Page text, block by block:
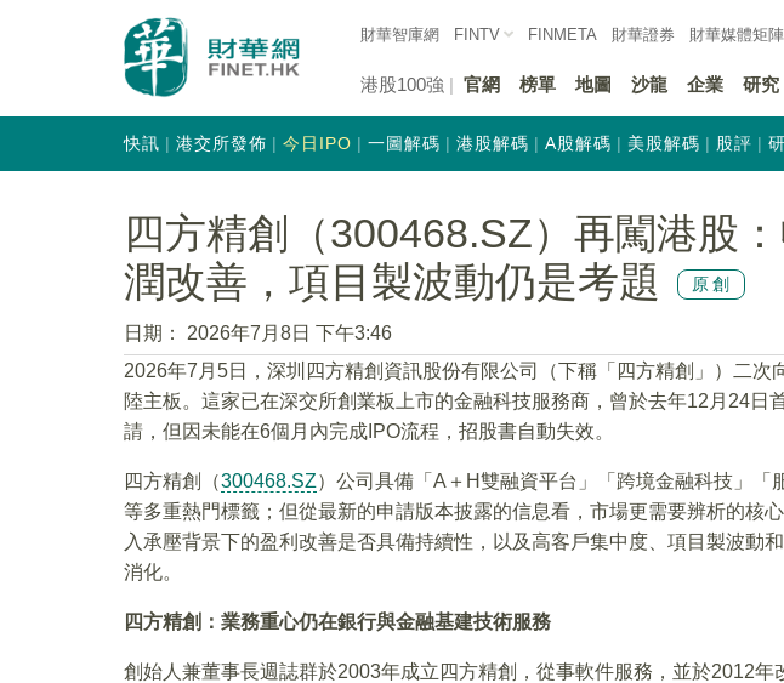
財華智庫網 FINTV FINMETA 財華證券 財華媒體矩陣
港股100強 官網 榜單 地圖 沙龍 企業 研究
快訊 港交所發佈 今日IPO 一圖解碼 港股解碼 A股解碼 美股解碼 股評
四方精創（300468.SZ）再闖港股
潤改善，項目製波動仍是考題
原創
日期：
2026年7月8日 下午3:46
2026年7月5日，深圳四方精創資訊股份有限公司（下稱「四方精創」）二次
陸主板。這家已在深交所創業板上市的金融科技服務商，曾於去年12月24日
請，但因未能在6個月內完成IPO流程，招股書自動失效。
四方精創（300468.SZ）公司具備「A＋H雙融資平台」「跨境金融科技」「
等多重熱門標籤；但從最新的申請版本披露的信息看，市場更需要辨析的核
入承壓背景下的盈利改善是否具備持續性，以及高客戶集中度、項目製波動
消化。
四方精創 ： 業務重心仍在銀行與金融基建技術服務
創始人兼董事長週誌群於2003年成立四方精創，從事軟件服務，並於2012年